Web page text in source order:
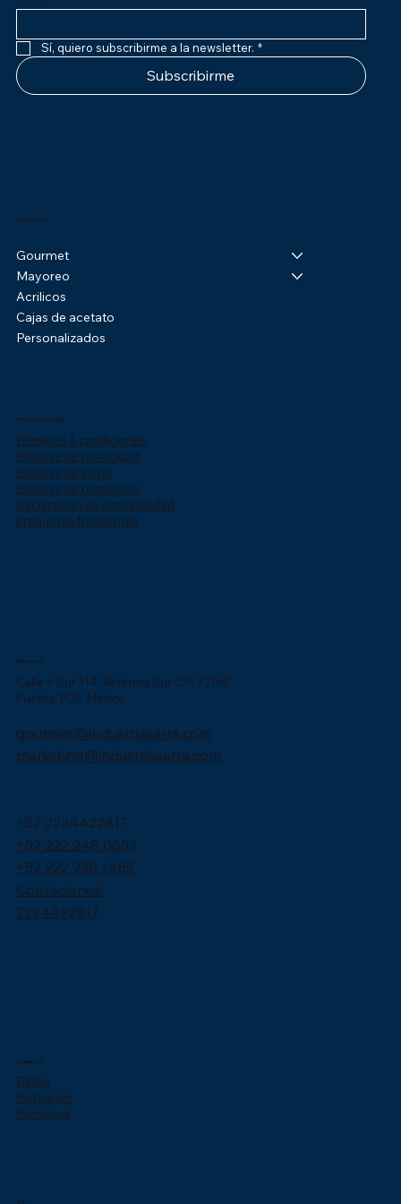
Sí, quiero subscribirme a la newsletter. *
Subscribirme
Productos
Gourmet
Mayoreo
Acrilicos
Cajas de acetato
Personalizados
Información Legal
Términos & condiciones
Póliticas de privacidad
Políticas de envío
Políticas de reembolso
Declaración de accesibilidad
Preguntas frecuentes
Ubicación
Calle 6 Sur 114, Reforma Sur C.P. 72160
Puebla, PUE. México
gourmet@industriasarra.com
marketing@industriasarra.com
+52 2224422817
+52 222 248 0653
+52 222 230 1485
Cotizaciones:
2224422817
Síguenos
TikTok
Instagram
Facebook